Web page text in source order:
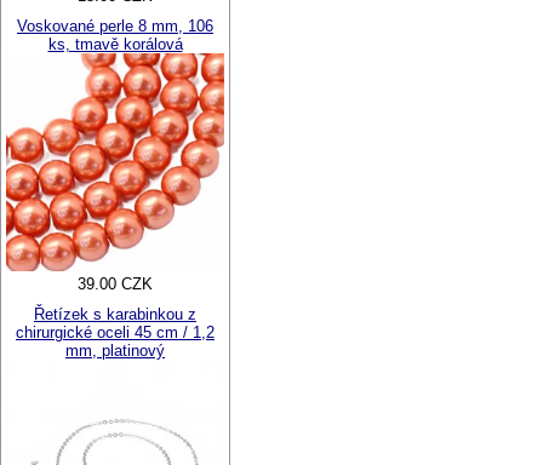
Voskované perle 8 mm, 106
ks, tmavě korálová
39.00 CZK
Řetízek s karabinkou z
chirurgické oceli 45 cm / 1,2
mm, platinový